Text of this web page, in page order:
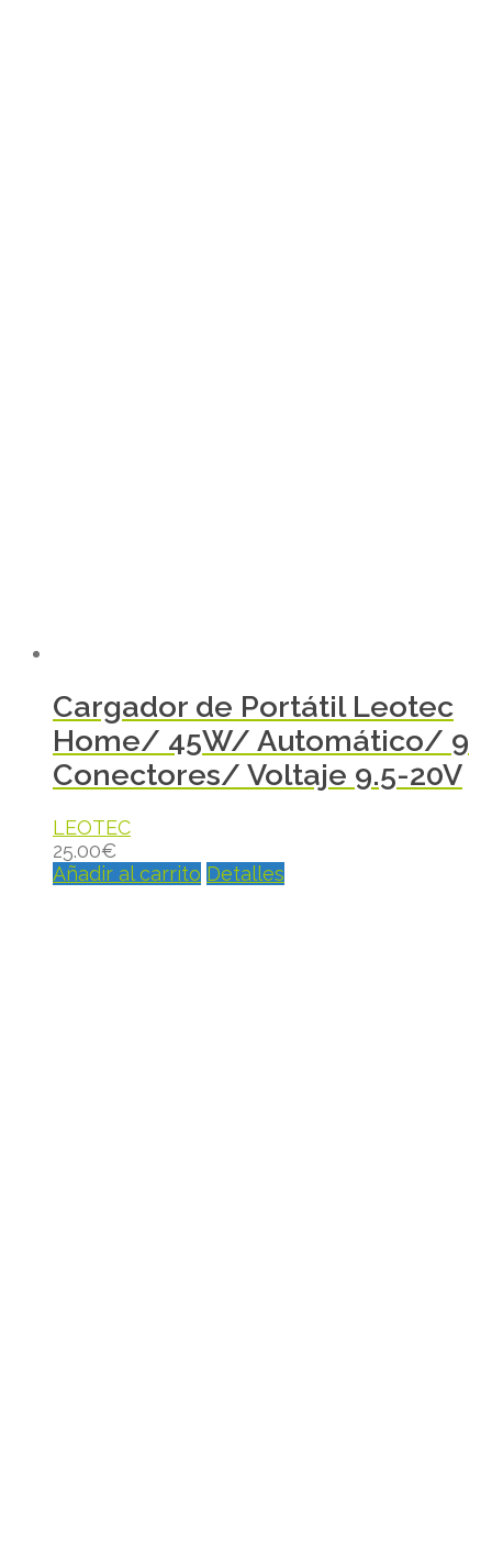
Cargador de Portátil Leotec
Home/ 45W/ Automático/ 9
Conectores/ Voltaje 9.5-20V
LEOTEC
25.00€
Añadir al carrito Detalles